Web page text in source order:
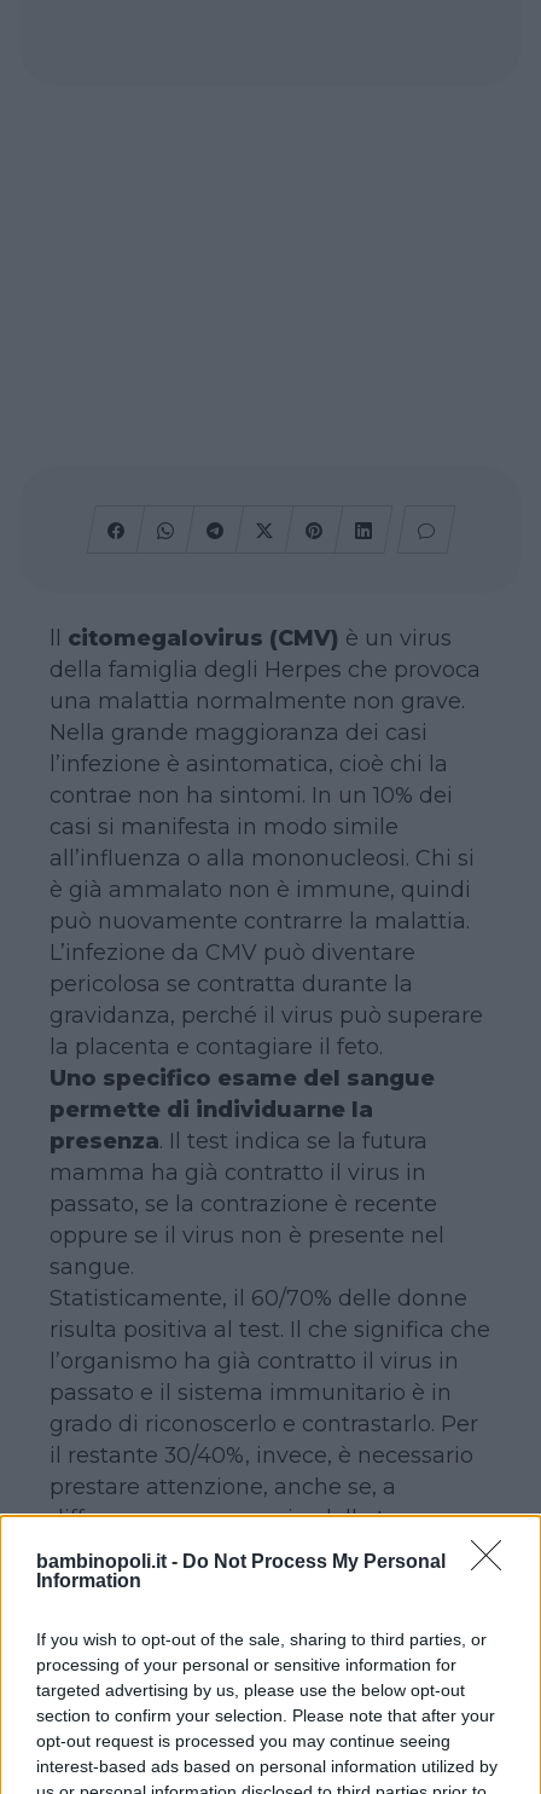
bambinopoli.it - Do Not Process My Personal
Information
If you wish to opt-out of the sale, sharing to third parties, or
processing of your personal or sensitive information for
targeted advertising by us, please use the below opt-out
section to confirm your selection. Please note that after your
opt-out request is processed you may continue seeing
interest-based ads based on personal information utilized by
citomegalovirus (CMV) è un virus
della famiglia degli Herpes che provoca
una malattia normalmente non grave.
Nella grande maggioranza dei casi
l’infezione è asintomatica, cioè chi la
contrae non ha sintomi. In un 10% dei
casi si manifesta in modo simile
all’influenza o alla mononucleosi. Chi si
è già ammalato non è immune, quindi
può nuovamente contrarre la malattia.
L’infezione da CMV può diventare
pericolosa se contratta durante la
gravidanza, perché il virus può superare
la placenta e contagiare il feto.
Uno specifico esame del sangue
permette di individuarne la
presenza. Il test indica se la futura
mamma ha già contratto il virus in
passato, se la contrazione è recente
oppure se il virus non è presente nel
sangue.
Statisticamente, il 60/70% delle donne
risulta positiva al test. Il che significa che
l’organismo ha già contratto il virus in
passato e il sistema immunitario è in
grado di riconoscerlo e contrastarlo. Per
il restante 30/40%, invece, è necessario
prestare attenzione, anche se, a
differenza, per esempio, della toxo, non
è semplice evitare di entrare in conttato
con il virus, dal momento che non
in chi lo contrae.
COSA SUCCEDE SE SI CONTRAE IL
VIRUS IN GRAVIDANZA